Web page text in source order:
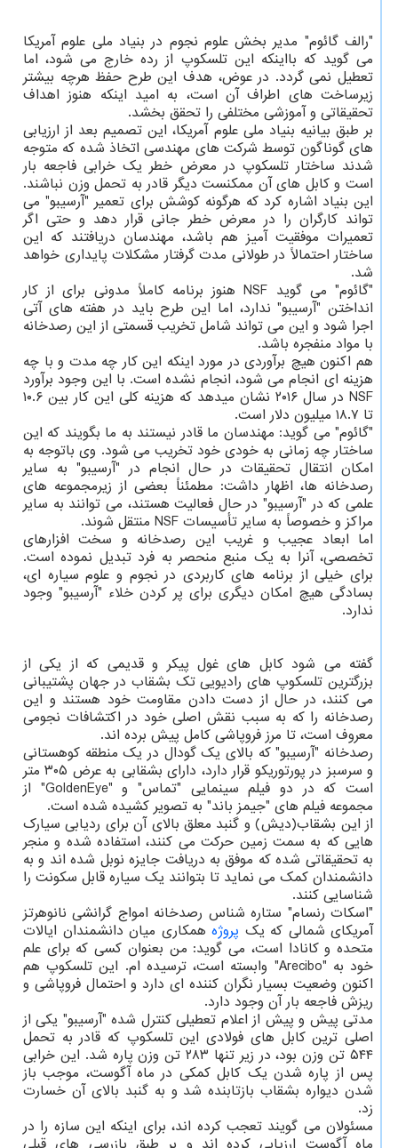
"رالف گائوم" مدیر بخش علوم نجوم در بنیاد ملی علوم آمریکا
می گوید که بااینکه این تلسکوپ از رده خارج می شود، اما
تعطیل نمی گردد. در عوض، هدف این طرح حفظ هرچه بیشتر
زیرساخت های اطراف آن است، به امید اینکه هنوز اهداف
تحقیقاتی و آموزشی مختلفی را تحقق بخشد.
بر طبق بیانیه بنیاد ملی علوم آمریکا، این تصمیم بعد از ارزیابی
های گوناگون توسط شرکت های مهندسی اتخاذ شده که متوجه
شدند ساختار تلسکوپ در معرض خطر یک خرابی فاجعه بار
است و کابل های آن ممکنست دیگر قادر به تحمل وزن نباشند.
این بنیاد اشاره کرد که هرگونه کوشش برای تعمیر "آرسیبو" می
تواند کارگران را در معرض خطر جانی قرار دهد و حتی اگر
تعمیرات موفقیت آمیز هم باشد، مهندسان دریافتند که این
ساختار احتمالاً در طولانی مدت گرفتار مشکلات پایداری خواهد
شد.
"گائوم" می گوید NSF هنوز برنامه کاملاً مدونی برای از کار
انداختن "آرسیبو" ندارد، اما این طرح باید در هفته های آتی
اجرا شود و این می تواند شامل تخریب قسمتی از این رصدخانه
با مواد منفجره باشد.
هم اکنون هیچ برآوردی در مورد اینکه این کار چه مدت و با چه
هزینه ای انجام می شود، انجام نشده است. با این وجود برآورد
NSF در سال ۲۰۱۶ نشان میدهد که هزینه کلی این کار بین ۱۰.۶
تا ۱۸.۷ میلیون دلار است.
"گائوم" می گوید: مهندسان ما قادر نیستند به ما بگویند که این
ساختار چه زمانی به خودی خود تخریب می شود. وی باتوجه به
امکان انتقال تحقیقات در حال انجام در "آرسیبو" به سایر
رصدخانه ها، اظهار داشت: مطمئناً بعضی از زیرمجموعه های
علمی که در "آرسیبو" در حال فعالیت هستند، می توانند به سایر
مراکز و خصوصاً به سایر تأسیسات NSF منتقل شوند.
اما ابعاد عجیب و غریب این رصدخانه و سخت افزارهای
تخصصی، آنرا به یک منبع منحصر به فرد تبدیل نموده است.
برای خیلی از برنامه های کاربردی در نجوم و علوم سیاره ای،
بسادگی هیچ امکان دیگری برای پر کردن خلاء "آرسیبو" وجود
ندارد.
گفته می شود کابل های غول پیکر و قدیمی که از یکی از
بزرگترین تلسکوپ های رادیویی تک بشقاب در جهان پشتیبانی
می کنند، در حال از دست دادن مقاومت خود هستند و این
رصدخانه را که به سبب نقش اصلی خود در اکتشافات نجومی
معروف است، تا مرز فروپاشی کامل پیش برده اند.
رصدخانه "آرسیبو" که بالای یک گودال در یک منطقه کوهستانی
و سرسبز در پورتوریکو قرار دارد، دارای بشقابی به عرض ۳۰۵ متر
است که در دو فیلم سینمایی "تماس" و "GoldenEye" از
مجموعه فیلم های "جیمز باند" به تصویر کشیده شده است.
از این بشقاب(دیش) و گنبد معلق بالای آن برای ردیابی سیارک
هایی که به سمت زمین حرکت می کنند، استفاده شده و منجر
به تحقیقاتی شده که موفق به دریافت جایزه نوبل شده اند و به
دانشمندان کمک می نماید تا بتوانند یک سیاره قابل سکونت را
شناسایی کنند.
"اسکات رنسام" ستاره شناس رصدخانه امواج گرانشی نانوهرتز
آمریکای شمالی که یک پروژه همکاری میان دانشمندان ایالات
متحده و کانادا است، می گوید: من بعنوان کسی که برای علم
خود به "Arecibo" وابسته است، ترسیده ام. این تلسکوپ هم
اکنون وضعیت بسیار نگران کننده ای دارد و احتمال فروپاشی و
ریزش فاجعه بار آن وجود دارد.
مدتی پیش و پیش از اعلام تعطیلی کنترل شده "آرسیبو" یکی از
اصلی ترین کابل های فولادی این تلسکوپ که قادر به تحمل
۵۴۴ تن وزن بود، در زیر تنها ۲۸۳ تن وزن پاره شد. این خرابی
پس از پاره شدن یک کابل کمکی در ماه آگوست، موجب باز
شدن دیواره بشقاب بازتابنده شد و به گنبد بالای آن خسارت
زد.
مسئولان می گویند تعجب کرده اند، برای اینکه این سازه را در